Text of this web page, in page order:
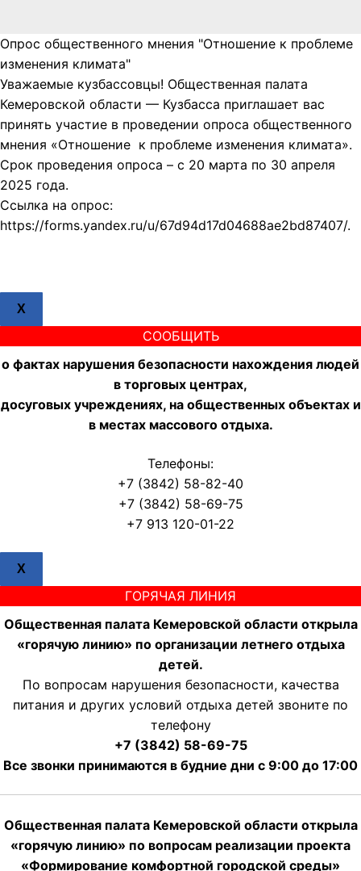
Опрос общественного мнения "Отношение к проблеме
изменения климата"
Уважаемые кузбассовцы! Общественная палата
Кемеровской области — Кузбасса приглашает вас
принять участие в проведении опроса общественного
мнения «Отношение к проблеме изменения климата».
Срок проведения опроса – с 20 марта по 30 апреля
2025 года.
Ссылка на опрос:
https://forms.yandex.ru/u/67d94d17d04688ae2bd87407/.
X
СООБЩИТЬ
о фактах нарушения безопасности нахождения людей
в торговых центрах,
досуговых учреждениях, на общественных объектах и
в местах массового отдыха.
Телефоны:
+7 (3842) 58-82-40
+7 (3842) 58-69-75
+7 913 120-01-22
X
ГОРЯЧАЯ ЛИНИЯ
Общественная палата Кемеровской области открыла
«горячую линию» по организации летнего отдыха
детей.
По вопросам нарушения безопасности, качества
питания и других условий отдыха детей звоните по
телефону
+7 (3842) 58-69-75
Все звонки принимаются в будние дни с 9:00 до 17:00
Общественная палата Кемеровской области открыла
«горячую линию» по вопросам реализации проекта
«Формирование комфортной городской среды»